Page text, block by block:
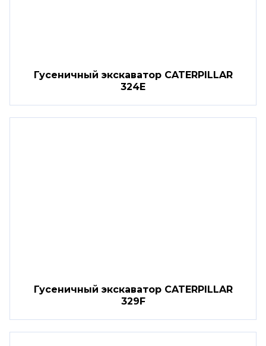
Гусеничный экскаватор CATERPILLAR
324E
Гусеничный экскаватор CATERPILLAR
329F